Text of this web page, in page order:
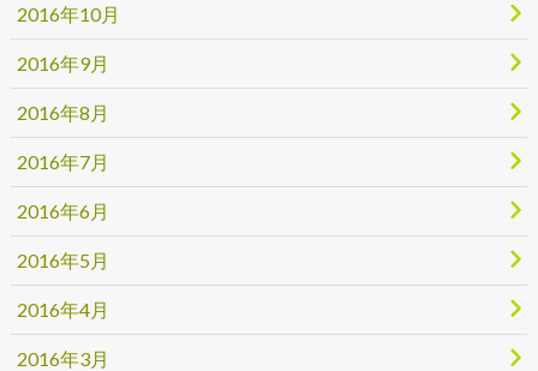
2016年10月
2016年9月
2016年8月
2016年7月
2016年6月
2016年5月
2016年4月
2016年3月